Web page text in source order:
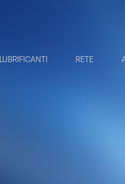
LUBRIFICANTI RETE